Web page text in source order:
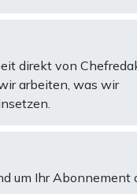
direkt von
arbeiten, was wir
um Ihr Abonnement